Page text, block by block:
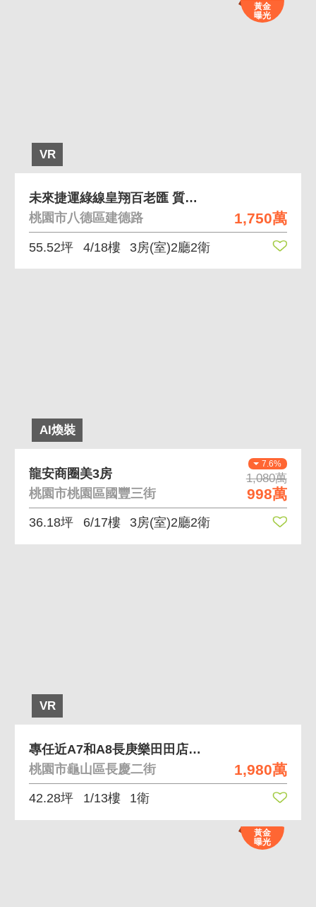
VR
黃金
曝光
1,750萬
未來捷運綠線皇翔百老匯 質感綠意大三房車位
桃園市八德區建德路
55.52坪 4/18樓 3房(室)2廳2衛
AI煥裝
7.6%
1,080萬
998萬
龍安商圈美3房
桃園市桃園區國豐三街
36.18坪 6/17樓 3房(室)2廳2衛
VR
1,980萬
專任近A7和A8長庚樂田田店面+B1平車
桃園市龜山區長慶二街
42.28坪 1/13樓 1衛
黃金
曝光